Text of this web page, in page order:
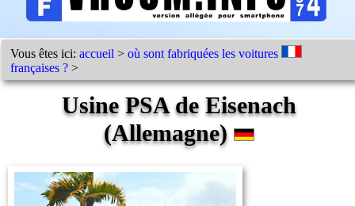
Vous êtes ici:accueil >où sont fabriquées les voitures
françaises ? >
Usine PSA de Eisenach
(Allemagne)